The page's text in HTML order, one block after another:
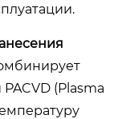
(Plasma